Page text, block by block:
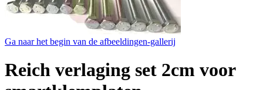
Ga naar het begin van de afbeeldingen-gallerij
Reich verlaging set 2cm voor